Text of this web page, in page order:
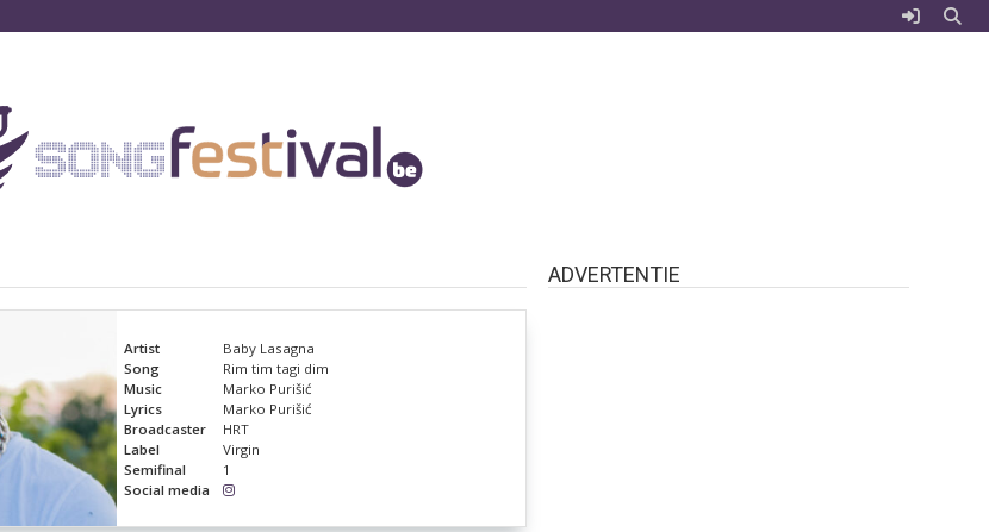
Artist
Baby Lasagna
Song
Rim tim tagi dim
Music
Marko Purišić
Lyrics
Marko Purišić
Broadcaster
HRT
Label
Virgin
Semifinal
1
Social media
ADVERTENTIE